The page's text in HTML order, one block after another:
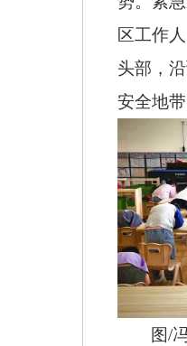
区工作
头部，
安全地带
图/